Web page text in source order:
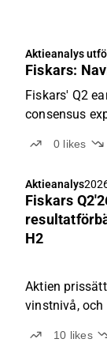
Aktieanalys
Fiskars:
Fiskars' Q2
consensus
squeeze the
expansion
0 likes
Aktieanalys
Fiskars
H2
Aktien
vinstnivå, och
10 likes